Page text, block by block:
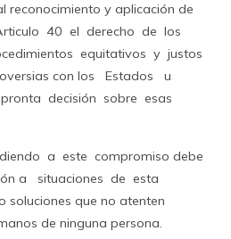
y aplicación de
40 el derecho de los
equitativos y justos
con los Estados u
decisión sobre esas
a este compromiso debe
a situaciones de esta
soluciones que no atenten
de ninguna persona.